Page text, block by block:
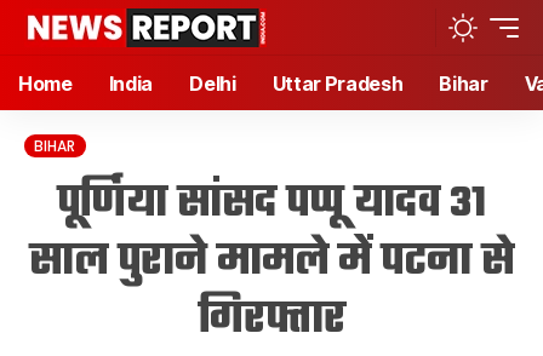
Home India Delhi Uttar Pradesh Bihar
BIHAR
पूर्णिया सांसद पप्पू यादव 31
साल पुराने मामले में पटना से
गिरफ्तार